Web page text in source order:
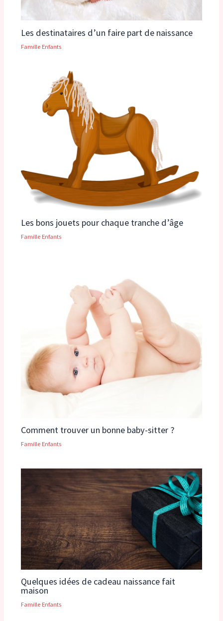
Les destinataires d’un faire part de naissance
Famille Enfants
Les bons jouets pour chaque tranche d’âge
Famille Enfants
Comment trouver un bonne baby-sitter ?
Famille Enfants
Quelques idées de cadeau naissance fait
maison
Famille Enfants